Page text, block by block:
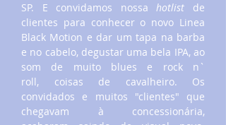
SP. E convidamos nossahotlist de
clientes para conhecer o novo Linea
Black Motion e dar um tapa na barba
e no cabelo, degustar uma bela IPA, ao
som de muito blues e rock n`
roll, coisas de cavalheiro. Os
convidados e muitos "clientes" que
chegavam à concessionária,